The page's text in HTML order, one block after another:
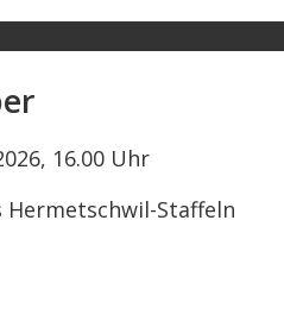
16.00 Uhr
Staffeln